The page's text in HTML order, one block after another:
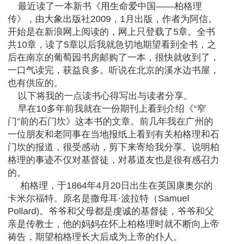
最近读了一本新书《用生命爱中国——柏格理
传》，由大象出版社2009，1月出版，作者为阿信。
开始是在新浪网上阅读的，网上只登载了5章。全书
共10章，读了5章以后我就急切地期望看到全书，之
后在南京的葡萄园书房邮购了一本，很快就收到了，
一口气读完，获益良多。听说在北京的溪水边书屋，
也有供应的。
以下将我的一点读书心得写出与读者分享。
早在10多年前我就在一份期刊上看到介绍《“窄
门”前的石门坎》这本书的文章。前几年我在广州的
一位朋友和老同事在当地报纸上看到有关柏格理和石
门坎的报道，很受感动，剪下来寄给我分享。说明柏
格理的事迹不仅对基督徒，对慕道友也是很有感召力
的。
柏格理，于1864年4月20日出生在英国康奥尔的
卡米尔福特。原名是撒母耳·波拉特（Samuel
Pollard)。爷爷和父母都是虔诚的基督徒，爷爷和父
亲是传教士，他的妈妈在怀上柏格理时就不断向上帝
祷告，期望柏格理长大后成为上帝的仆人。